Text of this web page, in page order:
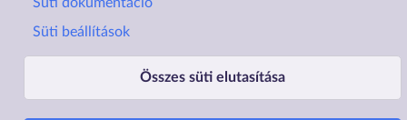
Süti beállítások
Összes süti elutasítása
Rólunk
Elérhetőségek
Adatvédelem
Impresszum Sütibeállítások